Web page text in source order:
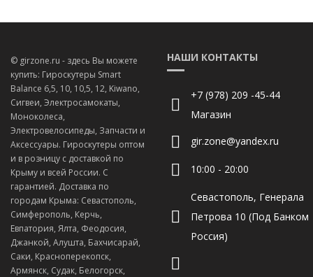
© girzone.ru - здесь Вы можете
купить: Гироскутеры Smart
Balance 6,5, 10, 10,5, 12, Kiwano,
Сигвеи, Электросамокаты,
Моноколеса,
Электровелосипеды, Запчасти и
Аксессуары. Гироскутеры оптом
и в розницу с доставкой по
Крыму и всей России. С
гарантией. Доставка по
городам Крыма: Севастополь,
Симферополь, Керчь,
Евпатория, Ялта, Феодосия,
Джанкой, Алушта, Бахчисарай,
Саки, Красноперекопск,
Армянск, Судак, Белогорск,
НАШИ КОНТАКТЫ
+7 (978) 209 -45-44
Магазин
gir.zone@yandex.ru
10:00 - 20:00
Севастополь, Генерала
Петрова 10 (Под Банком
Россия)